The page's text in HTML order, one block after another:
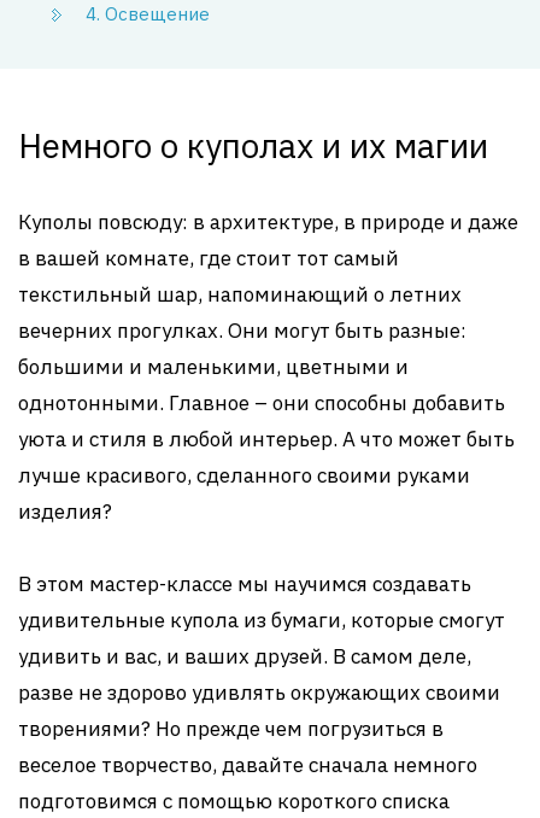
4. Освещение
Немного о куполах и их магии
Куполы повсюду: в архитектуре, в природе и даже
в вашей комнате, где стоит тот самый
текстильный шар, напоминающий о летних
вечерних прогулках. Они могут быть разные:
большими и маленькими, цветными и
однотонными. Главное – они способны добавить
уюта и стиля в любой интерьер. А что может быть
лучше красивого, сделанного своими руками
изделия?
В этом мастер-классе мы научимся создавать
удивительные купола из бумаги, которые смогут
удивить и вас, и ваших друзей. В самом деле,
разве не здорово удивлять окружающих своими
творениями? Но прежде чем погрузиться в
веселое творчество, давайте сначала немного
подготовимся с помощью короткого списка